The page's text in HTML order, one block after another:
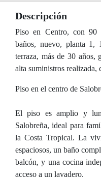
Descripción
Piso en Centro, con 90
baños, nuevo, planta 1,
terraza, más de 30 años,
alta suministros realizada,
Piso en el centro de
El piso es amplio y
Salobreña, ideal para
la Costa Tropical. La
espaciosos, un baño
balcón, y una cocina
acceso a un lavadero.